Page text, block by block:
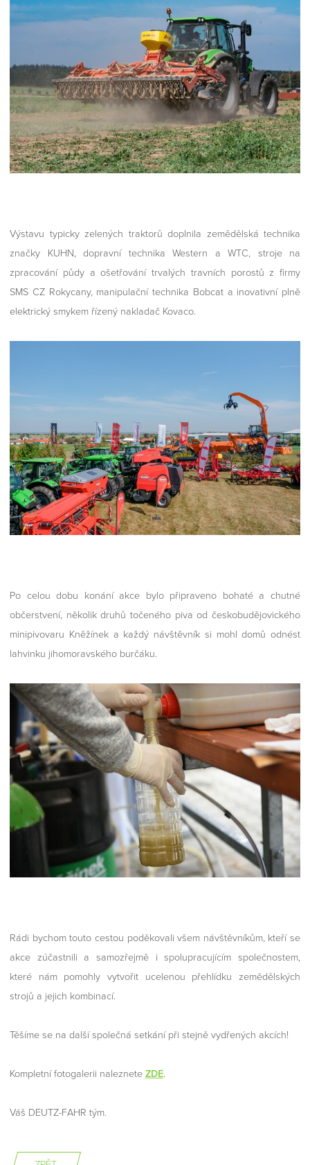
Výstavu typicky zelených traktorů doplnila zemědělská technika
značky KUHN, dopravní technika Western a WTC, stroje na
zpracování půdy a ošetřování trvalých travních porostů z firmy
SMS CZ Rokycany, manipulační technika Bobcat a inovativní plně
elektrický smykem řízený nakladač Kovaco.
Po celou dobu konání akce bylo připraveno bohaté a chutné
občerstvení, několik druhů točeného piva od českobudějovického
minipivovaru Kněžínek a každý návštěvník si mohl domů odnést
lahvinku jihomoravského burčáku.
Rádi bychom touto cestou poděkovali všem návštěvníkům, kteří se
akce zúčastnili a samozřejmě i spolupracujícím společnostem,
které nám pomohly vytvořit ucelenou přehlídku zemědělských
strojů a jejich kombinací.
Těšíme se na další společná setkání při stejně vydřených akcích!
Kompletní fotogalerii naleznete ZDE.
Váš DEUTZ-FAHR tým.